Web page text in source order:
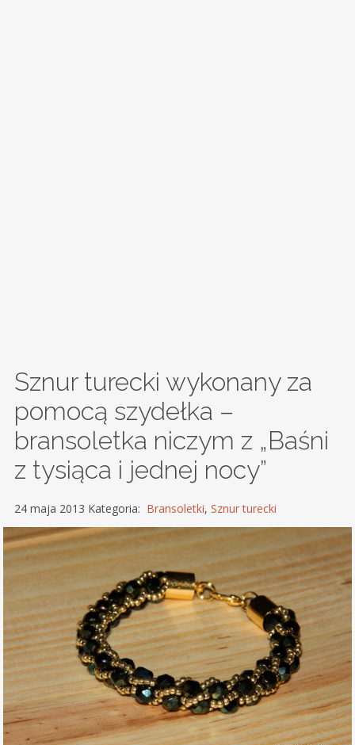
Sznur turecki wykonany za
pomocą szydełka –
bransoletka niczym z „Baśni
z tysiąca i jednej nocy”
24 maja 2013 Kategoria: Bransoletki, Sznur turecki